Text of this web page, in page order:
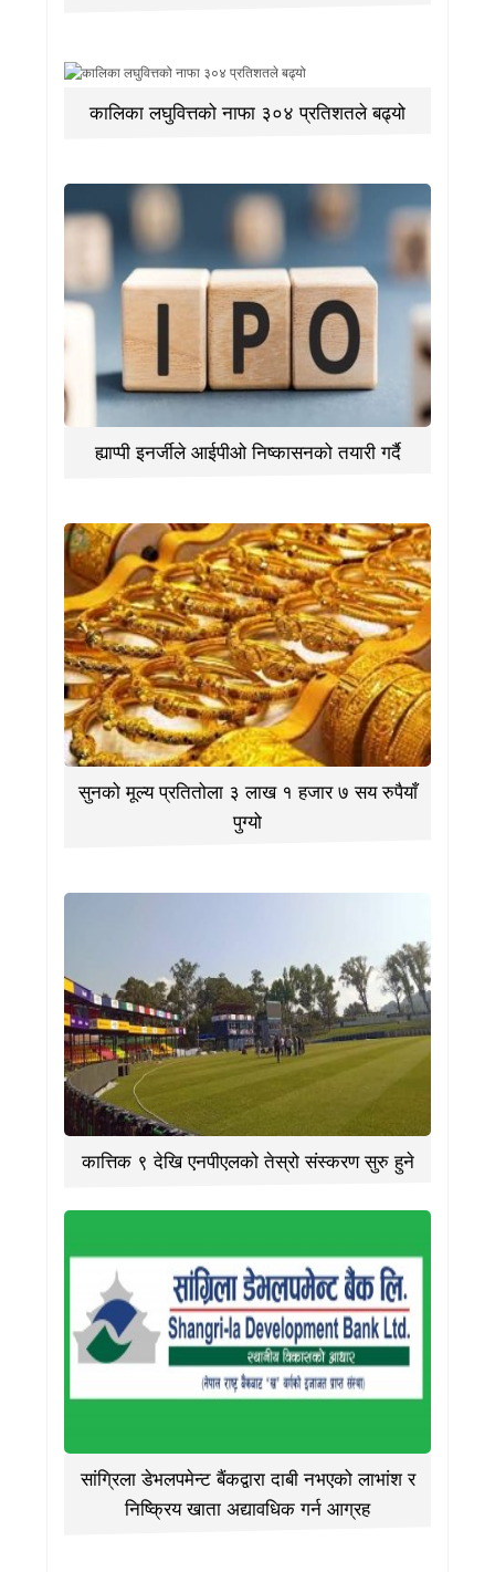
कालिका लघुवित्तको नाफा ३०४ प्रतिशतले बढ्यो
ह्याप्पी इनर्जीले आईपीओ निष्कासनको तयारी गर्दै
सुनको मूल्य प्रतितोला ३ लाख १ हजार ७ सय रुपैयाँ
पुग्यो
कात्तिक ९ देखि एनपीएलको तेस्रो संस्करण सुरु हुने
सांग्रिला डेभलपमेन्ट बैंकद्वारा दाबी नभएको लाभांश र
निष्क्रिय खाता अद्यावधिक गर्न आग्रह